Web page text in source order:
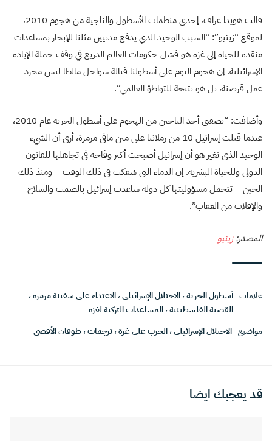
قالت هويدا عراف، إحدى منظمات الأسطول والناجية من هجوم 2010،
لموقع “زيتيو”: “السبب الوحيد الذي يدفع مدنيين مثلنا للإبحار بمساعدات
منقذة للحياة إلى غزة هو فشل حكومات العالم الذريع في وقف حملة الإبادة
الإسرائيلية. إن هجوم اليوم على أسطولنا قبالة سواحل مالطا ليس مجرد
عمل قرصنة، بل هو نتيجة للتواطؤ العالمي”.
وأضافت: “بصفتي أحد الناجين من الهجوم على أسطول الحرية عام 2010،
عندما قتلت إسرائيل 10 من زملائنا على متن مافي مرمرة، أرى أن الشيء
الوحيد الذي تغير هو أن إسرائيل أصبحت أكثر وقاحة في تجاهلها للقانون
الدولي وللحياة البشرية. إن الدماء التي سُفكت في ذلك الوقت – ومنذ ذلك
الحين – تتحمل مسؤوليتها كل دولة ساعدت إسرائيل بالصمت والسلاح
والإفلات من العقاب”.
المصدر:زيتيو
علامات أسطول الحرية،الاحتلال الإسرائيلي،الاعتداء على سفينة مرمرة،
القضية الفلسطينية،المساعدات التركية لغزة
مواضيع الاحتلال الإسرائيلي،الحرب على غزة،ترجمات، طوفان الأقصى
قد يعجبك ايضا